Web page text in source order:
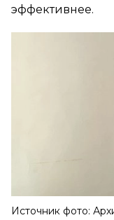
эффективнее.
Источник фото: